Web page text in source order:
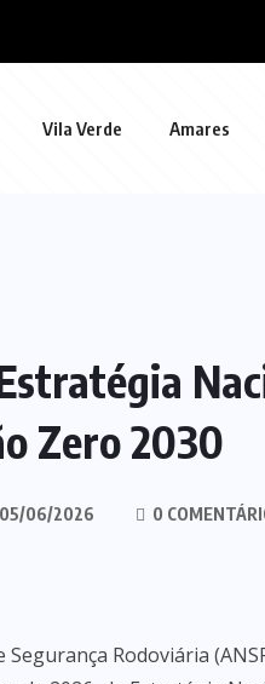
Vila Verde Amares
Zero 2030
05/06/2026 0
Rodoviária